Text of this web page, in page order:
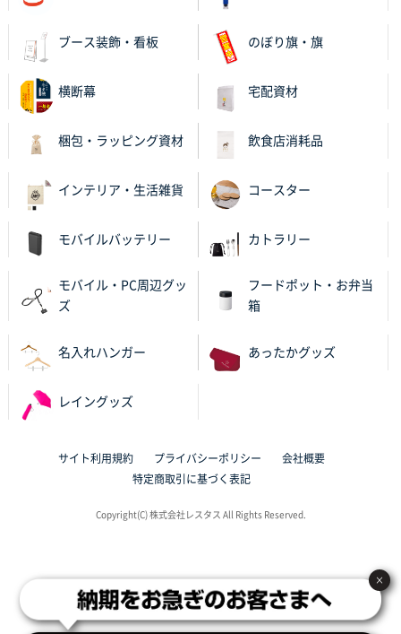
何度か注文していて、満足していたから
2025年11月18日 13:29
ワンポイント箔押し紙袋 Sサイズ(A5対応)
き、他のネット印刷サービスよりも安心して購入まで
大阪府V社様
【ポリ袋】特別ご注文ページ
2025年11月06日 14:21
比較して決めさせていただきました。 昨年注文分も、
納期がギリギリだったにも関わらず、丁寧に対応して
対応を頂いており助かっております。
レギュラーのぼり（W600mm×H1800mm）
大分県Y社様
ブース装飾・看板 のぼり旗・旗
横断幕 宅配資材
梱包・ラッピング資材 飲食店消耗品
インテリア・生活雑貨 コースター
モバイルバッテリー カトラリー
モバイル・PC周辺グッ
ズ
フードポット・お弁当
箱
名入れハンガー あったかグッズ
レイングッズ
サイト利用規約 プライバシーポリシー
会社概要
特定商取引に基づく表記
Copyright(C) 株式会社レスタス All Rights Reserved.
×